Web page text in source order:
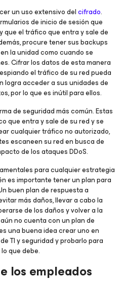
un uso extensivo delcifrado.
de inicio de sesión que
el tráfico que entra y sale de
procure tener sus backups
la unidad como cuando se
Cifrar los datos de esta manera
el tráfico de su red pueda
logra acceder a sus unidades de
por lo que es inútil para ellos.
de seguridad más común. Estas
que entra y sale de su red y se
cualquier tráfico no autorizado,
escaneen su red en busca de
de los ataques DDoS.
para cualquier estrategia
es importante tener un plan para
buen plan de respuesta a
más daños, llevar a cabo la
de los daños y volver a la
no cuenta con un plan de
una buena idea crear uno en
TI y seguridad y probarlo para
que debe.
los empleados